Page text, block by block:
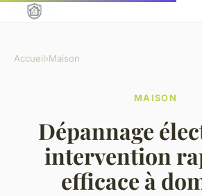
Accueil›Maison
MAISON
Dépannage
intervention
efficace à